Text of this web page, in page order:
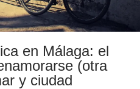
en Málaga: el
(otra
y ciudad